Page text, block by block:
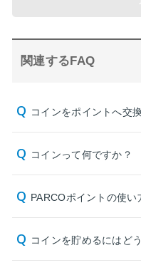
関連するFAQ
コインをポイントへ交
コインって何ですか？
PARCOポイントの使い
コインを貯めるにはど